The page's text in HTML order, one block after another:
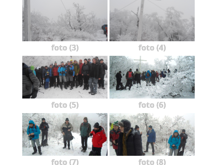
foto (3) foto (4)
foto (5) foto (6)
foto (7) foto (8)